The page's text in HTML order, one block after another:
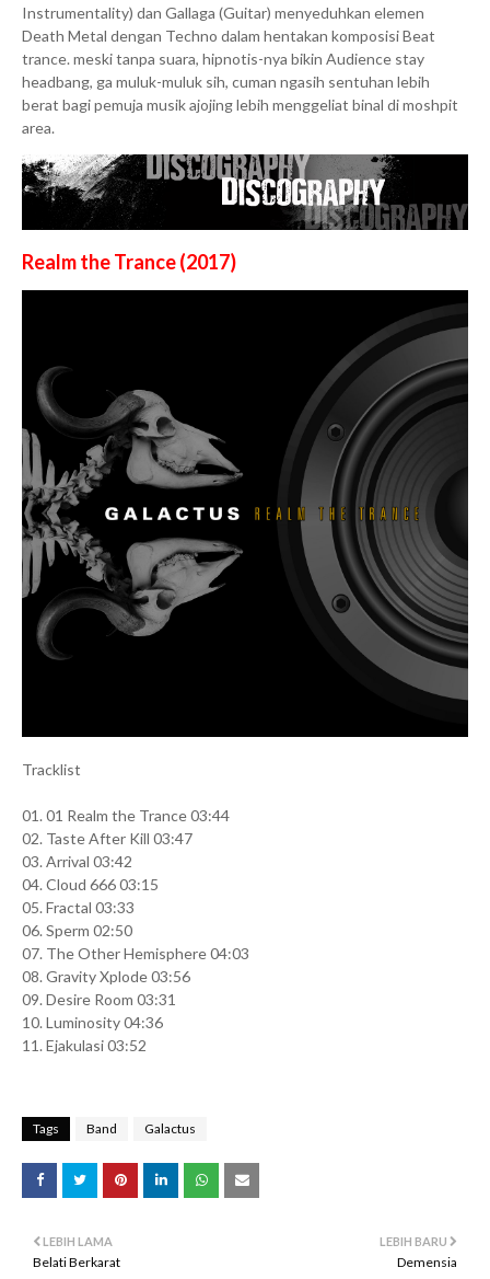
Instrumentality) dan Gallaga (Guitar) menyeduhkan elemen
Death Metal dengan Techno dalam hentakan komposisi Beat
trance. meski tanpa suara, hipnotis-nya bikin Audience stay
headbang, ga muluk-muluk sih, cuman ngasih sentuhan lebih
berat bagi pemuja musik ajojing lebih menggeliat binal di moshpit
area.
Realm the Trance (2017)
Tracklist
01. 01 Realm the Trance 03:44
02. Taste After Kill 03:47
03. Arrival 03:42
04. Cloud 666 03:15
05. Fractal 03:33
06. Sperm 02:50
07. The Other Hemisphere 04:03
08. Gravity Xplode 03:56
09. Desire Room 03:31
10. Luminosity 04:36
11. Ejakulasi 03:52
Tags Band Galactus
LEBIH BARU
Demensia
LEBIH LAMA
Belati Berkarat